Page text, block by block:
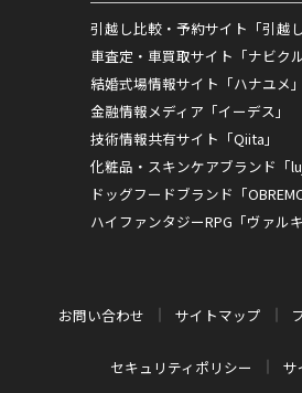
引越し比較・予約サイト「引越し
車査定・車買取サイト「ナビクル
結婚式場情報サイト「ハナユメ」
金融情報メディア「イーデス」
技術情報共有サイト「Qiita」
化粧品・スキンケアブランド「
ドッグフードブランド「OBREMO
ハイファンタジーRPG「ヴァル
お問い合わせ サイトマップ
セキュリティポリシー サ